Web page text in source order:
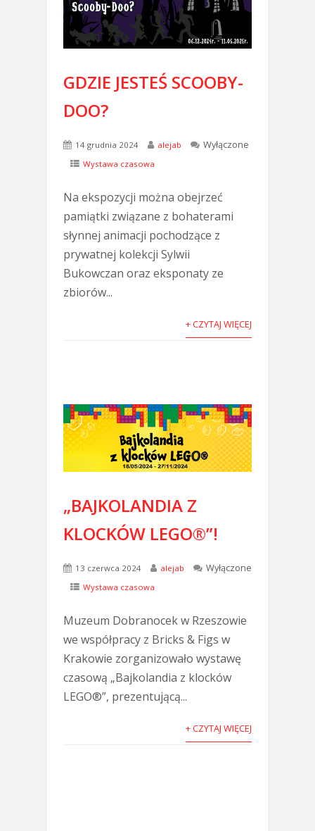
GDZIE JESTEŚ SCOOBY-
DOO?
14 grudnia 2024 alejab Wyłączone
Wystawa czasowa
Na ekspozycji można obejrzeć
pamiątki związane z bohaterami
słynnej animacji pochodzące z
prywatnej kolekcji Sylwii
Bukowczan oraz eksponaty ze
zbiorów...
+ CZYTAJ WIĘCEJ
„BAJKOLANDIA Z
KLOCKÓW LEGO®”!
13 czerwca 2024 alejab Wyłączone
Wystawa czasowa
Muzeum Dobranocek w Rzeszowie
we współpracy z Bricks & Figs w
Krakowie zorganizowało wystawę
czasową „Bajkolandia z klocków
LEGO®”, prezentującą...
+ CZYTAJ WIĘCEJ